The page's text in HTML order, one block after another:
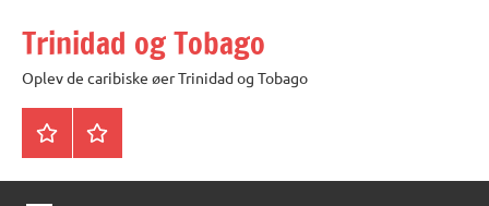
indhold
Trinidad og Tobago
Oplev de caribiske øer Trinidad og Tobago
Trinidad
og
Privatlivspolitik